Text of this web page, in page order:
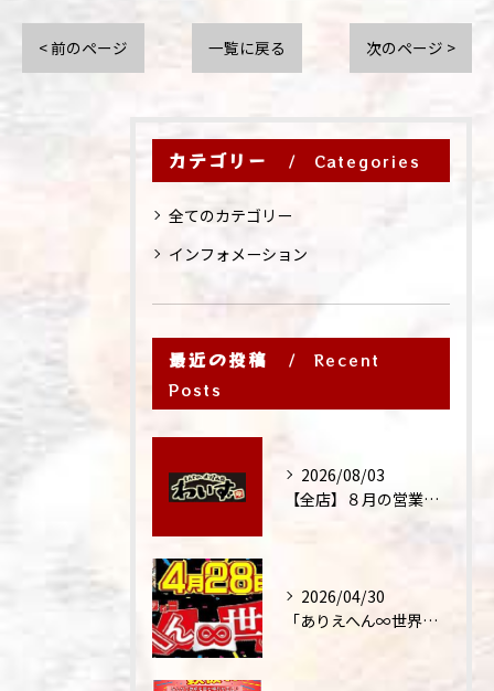
< 前のページ 一覧に戻る 次のページ >
カテゴリー Categories
全てのカテゴリー
インフォメーション
最近の投稿
Recent
Posts
2026/08/03
【全店】８月の営業時間・ランチ営業につきまして
2026/04/30
「ありえへん∞世界」テレビ出演‼